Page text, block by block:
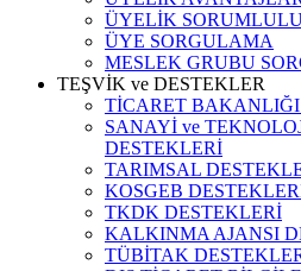
ÜYELİK
ÜYE SORGULAMA
MESLEK GRUBU
TEŞVİK ve DESTEKLER
TİCARET
SANAYİ ve
DESTEKLERİ
TARIMSAL
KOSGEB
TKDK DESTEKLERİ
KALKINMA AJANSI
TÜBİTAK